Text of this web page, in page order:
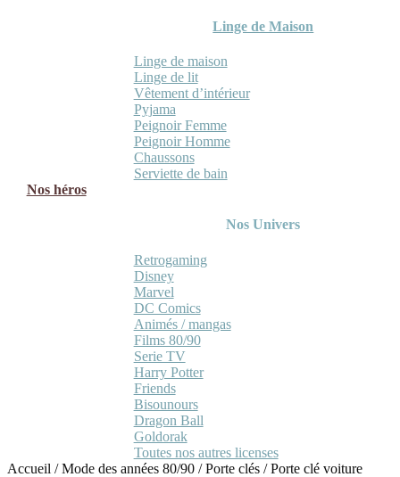
Linge de Maison
Linge de maison
Linge de lit
Vêtement d’intérieur
Pyjama
Peignoir Femme
Peignoir Homme
Chaussons
Serviette de bain
Nos héros
Nos Univers
Retrogaming
Disney
Marvel
DC Comics
Animés / mangas
Films 80/90
Serie TV
Harry Potter
Friends
Bisounours
Dragon Ball
Goldorak
Toutes nos autres licenses
Accueil /Mode des années 80/90 /Porte clés /Porte clé voiture